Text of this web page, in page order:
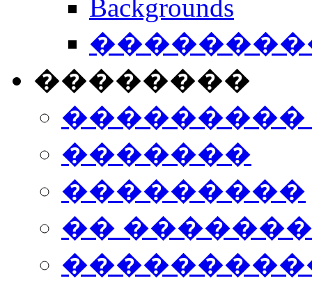
Backgrounds
��������
���������
�������
���������
��